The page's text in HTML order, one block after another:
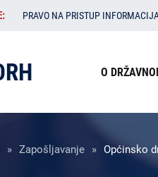
PRAVO NA PRISTUP
O
Zapošljavanje Općinsko